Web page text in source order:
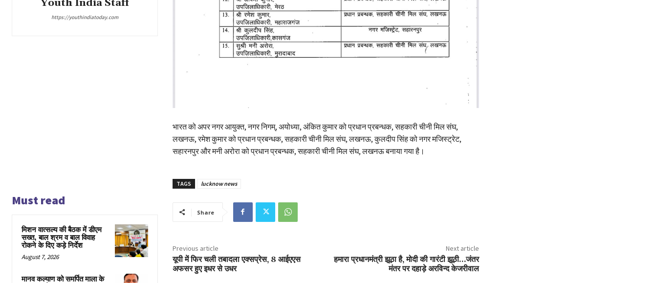
Youth India Staff
https://youthindiatoday.com
भारत को अपर नगर आयुक्त, नगर निगम्, अयोध्या, अंकित कुमार को प्रधान प्रबन्धक, सहकारी चीनी मिल संघ,
लखनऊ, रमेश कुमार को प्रधान प्रबन्धक, सहकारी चीनी मिल संघ, लखनऊ, कुलदीप सिंह को नगर मजिस्ट्रेट,
सहारनपुर और मनी अरोरा को प्रधान प्रबन्धक, सहकारी चीनी मिल संघ, लखनऊ बनाया गया है।
TAGS lucknow news
Must read
मिशन वात्सल्य की बैठक में डीएम
सख्त, बाल श्रम व बाल विवाह
रोकने के दिए कड़े निर्देश
August 7, 2026
मानव कल्याण को समर्पित माला के
Share
Previous article
यूपी में फिर चली तबादला एक्सप्रेस, 8 आईएएस
अफसर हुए इधर से उधर
Next article
हमारा प्रधानमंत्री झूठा है, मोदी की गारंटी झूठी…जंतर
मंतर पर दहाड़े अरविन्द केजरीवाल